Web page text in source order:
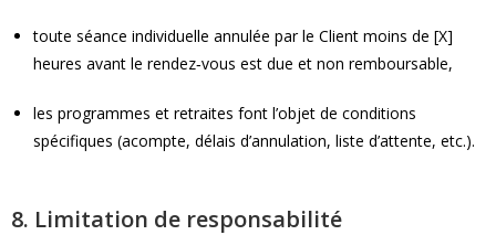
toute séance individuelle annulée par le Client moins de [X]
heures avant le rendez‑vous est due et non remboursable,
les programmes et retraites font l’objet de conditions
spécifiques (acompte, délais d’annulation, liste d’attente, etc.).
8. Limitation de responsabilité